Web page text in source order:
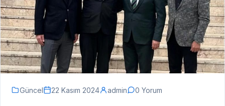
Güncel 22 Kasım 2024 admin 0 Yorum